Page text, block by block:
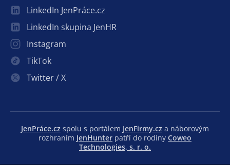
LinkedIn JenPráce.cz
LinkedIn skupina JenHR
Instagram
TikTok
Twitter / X
JenPráce.cz spolu s portálem JenFirmy.cz a náborovým
rozhraním JenHunter patří do rodiny Coweo
Technologies, s. r. o.